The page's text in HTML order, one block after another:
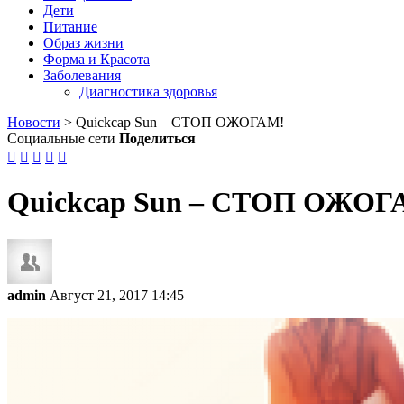
Дети
Питание
Образ жизни
Форма и Красота
Заболевания
Диагностика здоровья
Новости > Quickcap Sun – СТОП ОЖОГАМ!
Социальные сети Поделиться
    
Quickcap Sun – СТОП
admin Август 21, 2017 14:45